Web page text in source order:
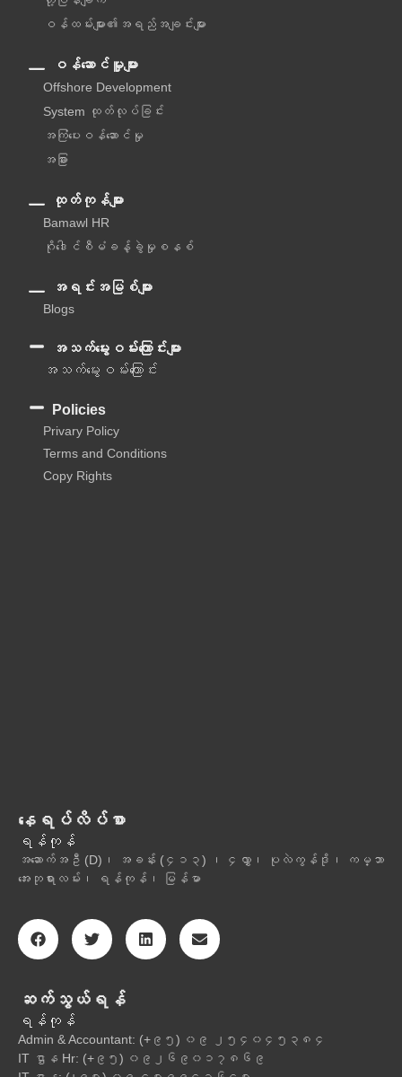
ဝန်ထမ်းများ၏အရည်အချင်းများ
ဝန်ဆောင်မှူများ
Offshore Development
System ထုတ်လုပ်ခြင်း
အကြံပေးဝန်ဆောင်မှု‌
အခြား
ထုတ်ကုန်များ
Bamawl HR
ဂိုဒေါင်စီမံခန့်ခွဲမှုစနစ်
အရင်းအမြစ်များ
Blogs
အသက်မွေးဝမ်းကြောင်းများ
အသက်မွေးဝမ်းကြောင်း
Policies
Privary Policy
Terms and Conditions
Copy Rights
နေရပ်လိပ်စာ
ရန်ကုန်
အဆောက်အဦ (D)၊ အခန်း (၄၁၃) ၊ ၄လွှာ၊ ပုလဲကွန်ဒို၊ ကမ္ဘာ
အေးဘုရားလမ်း၊ ရန်ကုန်၊ မြန်မာ
ဆက်သွယ်ရန်
ရန်ကုန်
Admin & Accountant: (+၉၅) ၀၉ ၂၅၄၀၄၅၃၈၄
IT ဌာန Hr: (+၉၅) ၀၉၂၆၉၀၁၇၈၆၉